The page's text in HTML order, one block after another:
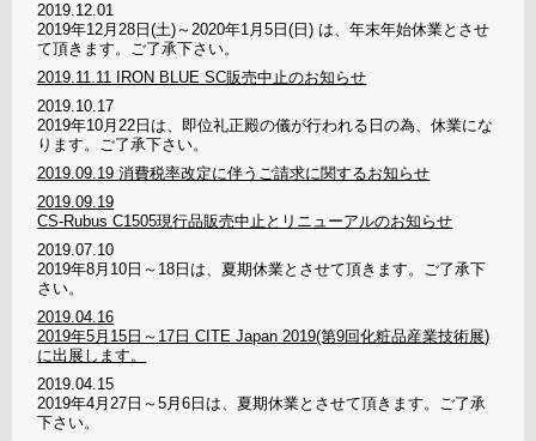
2019.12.01
2019年12月28日(土)～2020年1月5日(日) は、年末年始休業とさせ
て頂きます。ご了承下さい。
2019.11.11
IRON BLUE SC販売中止のお知らせ
2019.10.17
2019年10月22日は、即位礼正殿の儀が行われる日の為、休業にな
ります。ご了承下さい。
2019.09.19 消費税率改定に伴うご請求に関するお知らせ
2019.09.19
CS-Rubus C1505現行品販売中止とリニューアルのお知らせ
2019.07.10
2019年8月10日～18日は、夏期休業とさせて頂きます。ご了承下
さい。
2019.04.16
2019年5月15日～17日 CITE Japan 2019(第9回化粧品産業技術展)
に出展します。
2019.04.15
2019年4月27日～5月6日は、夏期休業とさせて頂きます。ご了承
下さい。